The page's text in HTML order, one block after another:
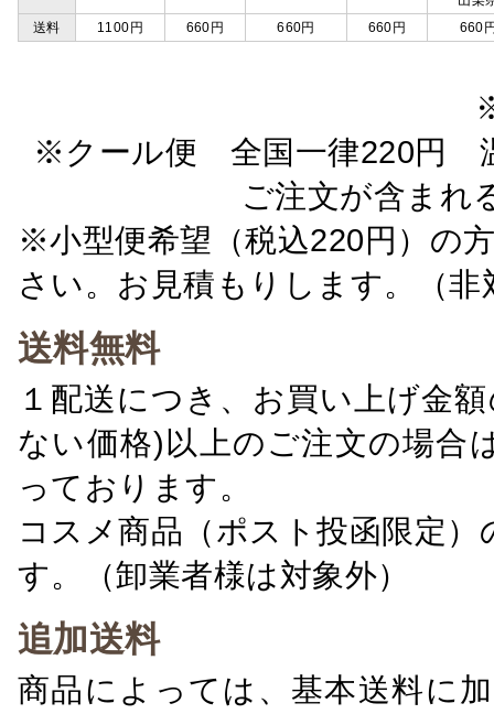
送料
1100円 660円 660円 660円 660
※クール便 全国一律220円
ご注文が含ま
※小型便希望（税込220円）の
さい。お見積もりします。（非
送料無料
１配送につき、お買い上げ金
ない価格)以上のご注文の場合
っております。
コスメ商品（ポスト投函限定
す。（卸業者様は対象外）
追加送料
商品によっては、基本送料に